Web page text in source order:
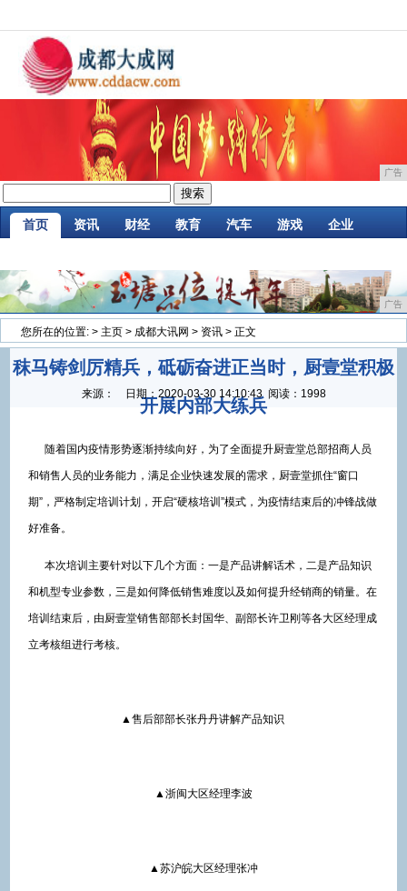
广告
首页 资讯 财经 教育 汽车 游戏 企业
广告
您所在的位置: > 主页 > 成都大讯网 > 资讯 > 正文
秣马铸剑厉精兵，砥砺奋进正当时，厨壹堂积极
开展内部大练兵
来源： 日期： 2020-03-30 14:10:43 阅读：1998
随着国内疫情形势逐渐持续向好，为了全面提升厨壹堂总部招商人员
和销售人员的业务能力，满足企业快速发展的需求，厨壹堂抓住“窗口
期”，严格制定培训计划，开启“硬核培训”模式，为疫情结束后的冲锋战做
好准备。
本次培训主要针对以下几个方面：一是产品讲解话术，二是产品知识
和机型专业参数，三是如何降低销售难度以及如何提升经销商的销量。在
培训结束后，由厨壹堂销售部部长封国华、副部长许卫刚等各大区经理成
立考核组进行考核。
▲售后部部长张丹丹讲解产品知识
▲浙闽大区经理李波
▲苏沪皖大区经理张冲